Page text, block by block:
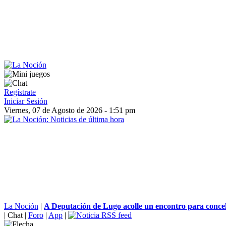
Regístrate
Iniciar Sesión
Viernes, 07 de Agosto de 2026 - 1:51 pm
La Noción | A Deputación de Lugo acolle un encontro para
| Chat | Foro | App |